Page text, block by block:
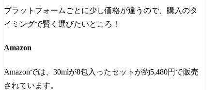
プラットフォームごとに少し価格が違うので、購入のタ
イミングで賢く選びたいところ！
Amazon
Amazonでは、30mlが8包入ったセットが約5,480円で販売
されています。